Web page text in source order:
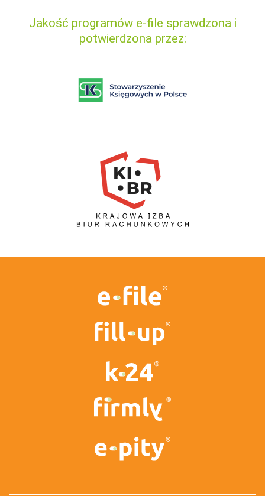
Jakość programów e-file sprawdzona i
potwierdzona przez: